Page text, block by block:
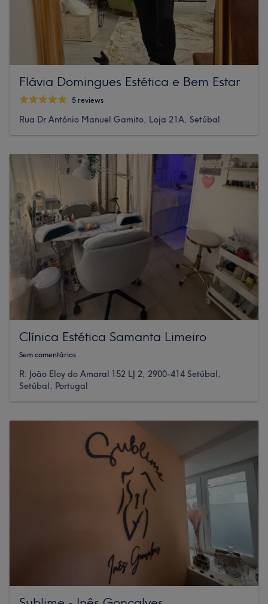
Flávia Domingues Estética e Bem Estar
5 reviews
Rua Dr António Manuel Gamito, Loja 21A, Setúbal
Clínica Estética Samanta Limeiro
Sem comentários
R. João Eloy do Amaral 152 LJ 2, 2900-414 Setúbal,
Setúbal, Portugal